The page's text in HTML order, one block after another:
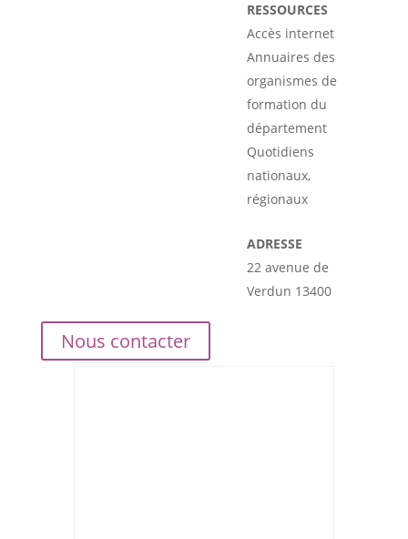
RESSOURCES
Accès internet
Annuaires des
organismes de
formation du
département
Quotidiens
nationaux,
régionaux
ADRESSE
22 avenue de
Verdun 13400
Nous contacter